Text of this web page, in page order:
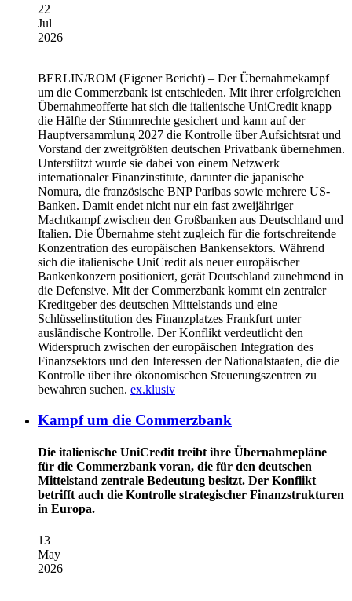
22
Jul
2026
BERLIN/ROM (Eigener Bericht) – Der Übernahmekampf
um die Commerzbank ist entschieden. Mit ihrer erfolgreichen
Übernahmeofferte hat sich die italienische UniCredit knapp
die Hälfte der Stimmrechte gesichert und kann auf der
Hauptversammlung 2027 die Kontrolle über Aufsichtsrat und
Vorstand der zweitgrößten deutschen Privatbank übernehmen.
Unterstützt wurde sie dabei von einem Netzwerk
internationaler Finanzinstitute, darunter die japanische
Nomura, die französische BNP Paribas sowie mehrere US-
Banken. Damit endet nicht nur ein fast zweijähriger
Machtkampf zwischen den Großbanken aus Deutschland und
Italien. Die Übernahme steht zugleich für die fortschreitende
Konzentration des europäischen Bankensektors. Während
sich die italienische UniCredit als neuer europäischer
Bankenkonzern positioniert, gerät Deutschland zunehmend in
die Defensive. Mit der Commerzbank kommt ein zentraler
Kreditgeber des deutschen Mittelstands und eine
Schlüsselinstitution des Finanzplatzes Frankfurt unter
ausländische Kontrolle. Der Konflikt verdeutlicht den
Widerspruch zwischen der europäischen Integration des
Finanzsektors und den Interessen der Nationalstaaten, die die
Kontrolle über ihre ökonomischen Steuerungszentren zu
bewahren suchen. ex.klusiv
Kampf um die Commerzbank
Die italienische UniCredit treibt ihre Übernahmepläne
für die Commerzbank voran, die für den deutschen
Mittelstand zentrale Bedeutung besitzt. Der Konflikt
betrifft auch die Kontrolle strategischer Finanzstrukturen
in Europa.
13
May
2026